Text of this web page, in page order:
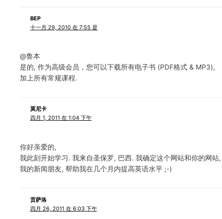
BEP
十一月 29, 2010 在 7:55 是
@鲁本
是的, 作为高级会员，您可以下载所有电子书 (PDF格式 & MP3),
加上所有常规课程.
莫尼卡
四月 1, 2011 在 1:04 下午
你好亲爱的,
我此刻开始学习. 我来自圣保罗, 巴西. 我确定这个网站和你的网站,
我的新闻朋友, 帮助我在几个月内提高英语水平 ;-)
贡萨洛
四月 26, 2011 在 6:03 下午